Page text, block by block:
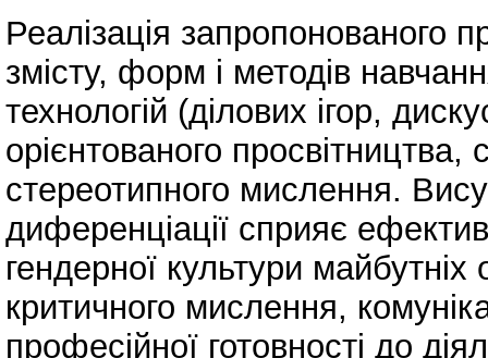
Реалізація запропонованого
змісту, форм і методів
технологій (ділових ігор,
орієнтованого
стереотипного мислення.
диференціації сприяє
гендерної культури майбутніх
критичного мислення,
професійної готовності до